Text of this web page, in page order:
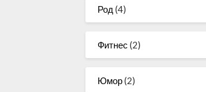
Род (4)
Фитнес (2)
Юмор(2)